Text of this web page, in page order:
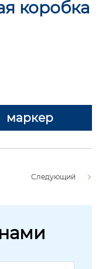
коробка
маркер
Следующий